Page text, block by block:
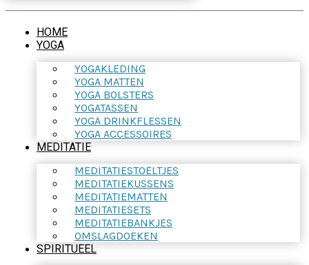
HOME
YOGA
YOGAKLEDING
YOGA MATTEN
YOGA BOLSTERS
YOGATASSEN
YOGA DRINKFLESSEN
YOGA ACCESSOIRES
MEDITATIE
MEDITATIESTOELTJES
MEDITATIEKUSSENS
MEDITATIEMATTEN
MEDITATIESETS
MEDITATIEBANKJES
OMSLAGDOEKEN
SPIRITUEEL